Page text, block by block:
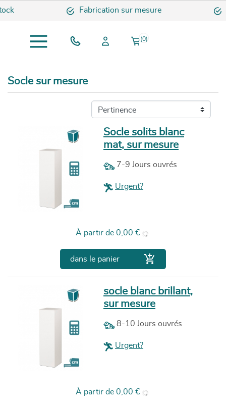
Fabrication sur mesure
(0)
Socle sur mesure
Socle solits blanc
mat, sur mesure
7-9 Jours ouvrés
Urgent?
À partir de Prix
0,00 €
dans le panier 
socle blanc brillant,
sur mesure
8-10 Jours ouvrés
Urgent?
À partir de Prix
0,00 €